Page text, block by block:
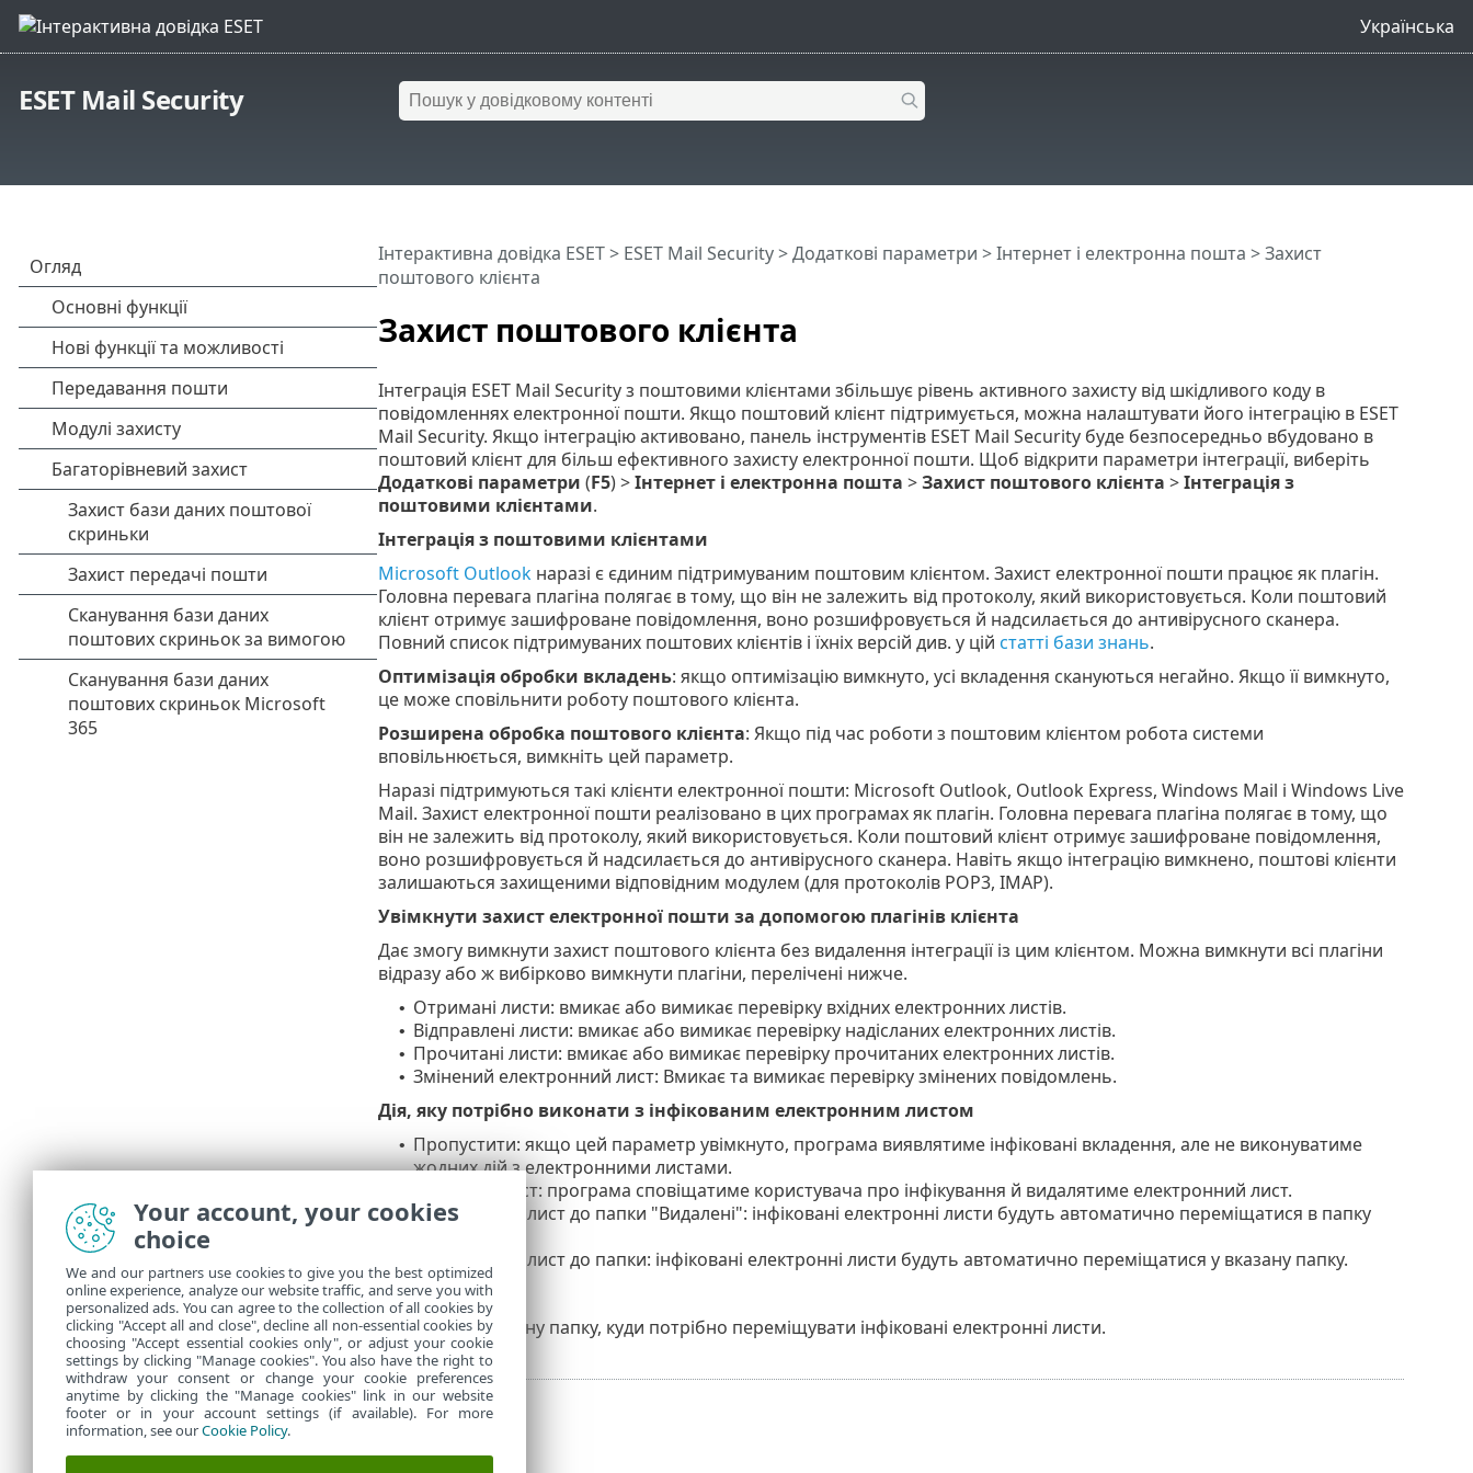
Українська
ESET Mail Security
Захист поштового клієнта
Інтерактивна довідка ESET> ESET Mail Security>Додаткові параметри >Інтернет і електронна пошта > Захист
поштового клієнта
Інтеграція ESET Mail Security з поштовими клієнтами збільшує рівень активного захисту від шкідливого коду в
повідомленнях електронної пошти. Якщо поштовий клієнт підтримується, можна налаштувати його інтеграцію в ESET
Mail Security. Якщо інтеграцію активовано, панель інструментів ESET Mail Security буде безпосередньо вбудовано в
поштовий клієнт для більш ефективного захисту електронної пошти. Щоб відкрити параметри інтеграції, виберіть
Додаткові параметри (F5) >Інтернет і електронна пошта >Захист поштового клієнта >Інтеграція з
поштовими клієнтами.
Інтеграція з поштовими клієнтами
Microsoft Outlookнаразі є єдиним підтримуваним поштовим клієнтом. Захист електронної пошти працює як плагін.
Головна перевага плагіна полягає в тому, що він не залежить від протоколу, який використовується. Коли поштовий
клієнт отримує зашифроване повідомлення, воно розшифровується й надсилається до антивірусного сканера.
Повний список підтримуваних поштових клієнтів і їхніх версій див. у цій статті бази знань.
Оптимізація обробки вкладень: якщо оптимізацію вимкнуто, усі вкладення скануються негайно. Якщо її вимкнуто,
це може сповільнити роботу поштового клієнта.
Розширена обробка поштового клієнта: Якщо під час роботи з поштовим клієнтом робота системи
вповільнюється, вимкніть цей параметр.
Наразі підтримуються такі клієнти електронної пошти: Microsoft Outlook, Outlook Express, Windows Mail і Windows Live
Mail. Захист електронної пошти реалізовано в цих програмах як плагін. Головна перевага плагіна полягає в тому, що
він не залежить від протоколу, який використовується. Коли поштовий клієнт отримує зашифроване повідомлення,
воно розшифровується й надсилається до антивірусного сканера. Навіть якщо інтеграцію вимкнено, поштові клієнти
залишаються захищеними відповідним модулем (для протоколів POP3, IMAP).
Увімкнути захист електронної пошти за допомогою плагінів клієнта
Дає змогу вимкнути захист поштового клієнта без видалення інтеграції із цим клієнтом. Можна вимкнути всі плагіни
відразу або ж вибірково вимкнути плагіни, перелічені нижче.
• Отримані листи: вмикає або вимикає перевірку вхідних електронних листів.
• Відправлені листи: вмикає або вимикає перевірку надісланих електронних листів.
• Прочитані листи: вмикає або вимикає перевірку прочитаних електронних листів.
• Змінений електронний лист: Вмикає та вимикає перевірку змінених повідомлень.
Дія, яку потрібно виконати з інфікованим електронним листом
• Пропустити: якщо цей параметр увімкнуто, програма виявлятиме інфіковані вкладення, але не виконуватиме
жодних дій з електронними листами.
Видалити лист: програма сповіщатиме користувача про інфікування й видалятиме електронний лист.
• Перемістити лист до папки "Видалені": інфіковані електронні листи будуть автоматично переміщатися в папку
Перемістити лист до папки: інфіковані електронні листи будуть автоматично переміщатися у вказану папку.
Папка
Укажіть спеціальну папку, куди потрібно переміщувати інфіковані електронні листи.
Your account, your cookies
choice
We and our partners use cookies to give you the best optimized
online experience, analyze our website traffic, and serve you with
personalized ads. You can agree to the collection of all cookies by
clicking "Accept all and close", decline all non-essential cookies by
choosing "Accept essential cookies only", or adjust your cookie
settings by clicking "Manage cookies". You also have the right to
withdraw your consent or change your cookie preferences
anytime by clicking the "Manage cookies" link in our website
footer or in your account settings (if available). For more
information, see ourCookie Policy.